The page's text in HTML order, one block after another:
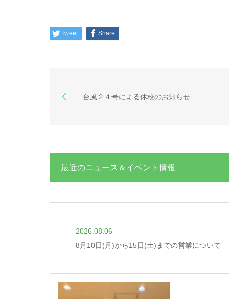
Tweet Share
台風２４号による休校のお知らせ
最近のニュース＆イベント情報
2026.08.06
8月10日(月)から15日(土)までの営業について